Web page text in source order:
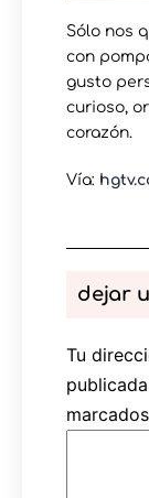
Sólo nos
con
gusto
curioso,
corazón.
Vía:
dejar
Tu